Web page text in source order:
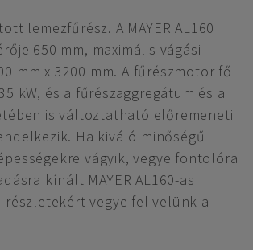
lemezfűrész. A MAYER AL160
650 mm, maximális vágási
mm x 3200 mm. A fűrészmotor fő
kW, és a fűrészaggregátum és a
is változtatható előremeneti
Ha kiváló minőségű
vágyik, vegye fontolóra
kínált MAYER AL160-as
részletekért vegye fel velünk a